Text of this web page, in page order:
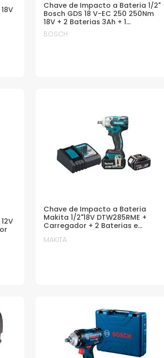
Chave de Impacto a Bateria 1/2"
Bosch GDS 18 V-EC 250 250Nm
18V + 2 Baterias 3Ah + 1
Carregador Bivolt + Maleta
BOSCH
Chave de Impacto a Bateria
Makita 1/2"18V DTW285RME +
Carregador + 2 Baterias e
MAKITA